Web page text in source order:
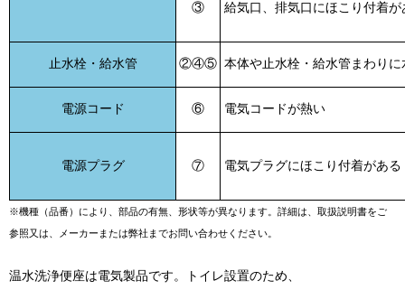
③ 給気口、排気口にほこり付着が
止水栓・給水管 ②④⑤ 本体や止水栓・給水管まわり
電源コード ⑥ 電気コードが熱い
電源プラグ ⑦ 電気プラグにほこり付着がある
※機種（品番）により、部品の有無、形状等が異なります。 詳細は、取扱説明書をご
参照又は、メーカーまたは弊社までお問い合わせください。
温水洗浄便座は電気製品です。トイレ設置のため、